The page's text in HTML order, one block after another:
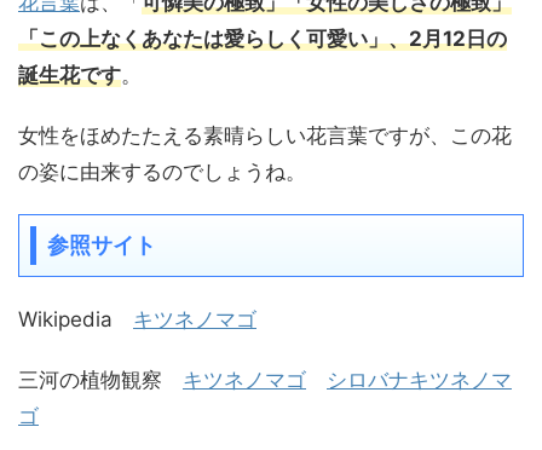
「この上なくあなたは愛らしく可愛い」、2月12日の
誕生花です。
女性をほめたたえる素晴らしい花言葉ですが、この花
の姿に由来するのでしょうね。
参照サイト
Wikipedia キツネノマゴ
三河の植物観察 キツネノマゴ
シロバナキツネノマ
ゴ